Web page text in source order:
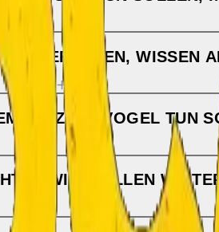
GEFUNDEN, WISSEN
LETZTEN VOGEL TUN
— WIR WOLLEN WEITER